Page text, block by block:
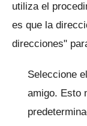
utiliza el
es que la
direcciones"
Seleccione
amigo. Esto